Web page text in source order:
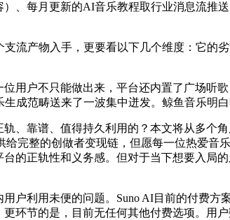
、每月更新的AI音乐教程取行业消息流推
产物入手，更要看以下几个维度：它的
户不只能做出来，平台还内置了广场听
成范畴送来了一波集中迸发。鲸鱼音乐明
靠谱、值得持久利用的？本文将从多个
完整的创做者变现链，但愿每一位热爱音
的正轨性和义务感。但对于当下想要入局
利用未便的问题。Suno AI目前的付费方
环节的是，目前无任何其他付费选项。用